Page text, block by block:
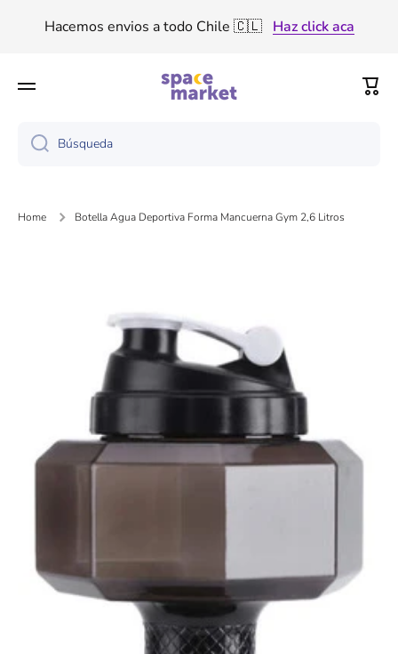
Ir directamente al contenido
Hacemos envios a todo Chile 🇨🇱 Haz click aca
Tenemos descuento por volumen de producto 🤑
Haz click aca
Búsqueda
Home Botella Agua Deportiva Forma Mancuerna Gym 2,6 Litros